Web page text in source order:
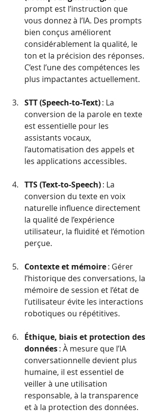
prompt est l’instruction que
vous donnez à l’IA. Des prompts
bien conçus améliorent
considérablement la qualité, le
ton et la précision des réponses.
C’est l’une des compétences les
plus impactantes actuellement.
STT (Speech-to-Text) : La
conversion de la parole en texte
est essentielle pour les
assistants vocaux,
l’automatisation des appels et
les applications accessibles.
TTS (Text-to-Speech) : La
conversion du texte en voix
naturelle influence directement
la qualité de l’expérience
utilisateur, la fluidité et l’émotion
perçue.
Contexte et mémoire : Gérer
l’historique des conversations, la
mémoire de session et l’état de
l’utilisateur évite les interactions
robotiques ou répétitives.
Éthique, biais et protection des
données : À mesure que l’IA
conversationnelle devient plus
humaine, il est essentiel de
veiller à une utilisation
responsable, à la transparence
et à la protection des données.